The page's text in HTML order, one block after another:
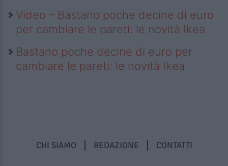
Video – Bastano poche decine di euro
per cambiare le pareti: le novità Ikea
Bastano poche decine di euro per
cambiare le pareti: le novità Ikea
CHI SIAMO REDAZIONE CONTATTI